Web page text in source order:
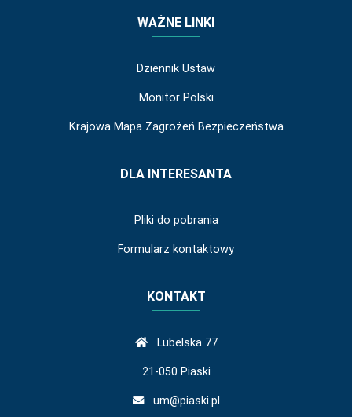
WAŻNE LINKI
Dziennik Ustaw
Monitor Polski
Krajowa Mapa Zagrożeń Bezpieczeństwa
DLA INTERESANTA
Pliki do pobrania
Formularz kontaktowy
KONTAKT
Lubelska 77
21-050 Piaski
um@piaski.pl